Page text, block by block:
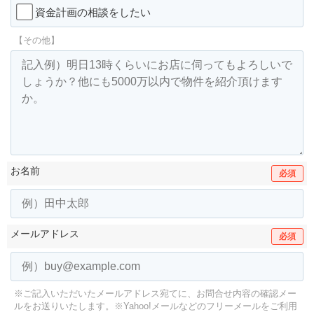
資金計画の相談をしたい
【その他】
お名前 必須
メールアドレス 必須
※ご記入いただいたメールアドレス宛てに、お問合せ内容の確認メー
ルをお送りいたします。
※Yahoo!メールなどのフリーメールをご利用